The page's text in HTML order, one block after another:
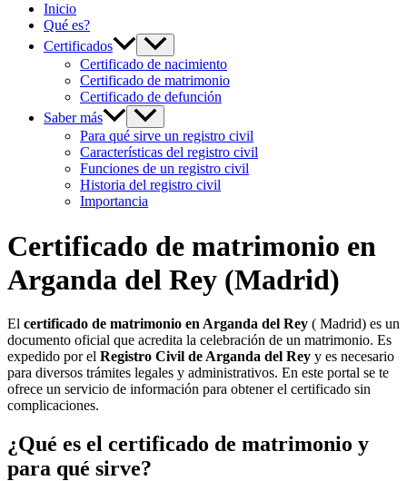
Inicio
Qué es?
Certificados
Certificado de nacimiento
Certificado de matrimonio
Certificado de defunción
Saber más
Para qué sirve un registro civil
Características del registro civil
Funciones de un registro civil
Historia del registro civil
Importancia
Certificado de matrimonio en
Arganda del Rey (Madrid)
El certificado de matrimonio en Arganda del Rey ( Madrid) es un
documento oficial que acredita la celebración de un matrimonio. Es
expedido por el Registro Civil de Arganda del Rey y es necesario
para diversos trámites legales y administrativos. En este portal se te
ofrece un servicio de información para obtener el certificado sin
complicaciones.
¿Qué es el certificado de matrimonio y
para qué sirve?